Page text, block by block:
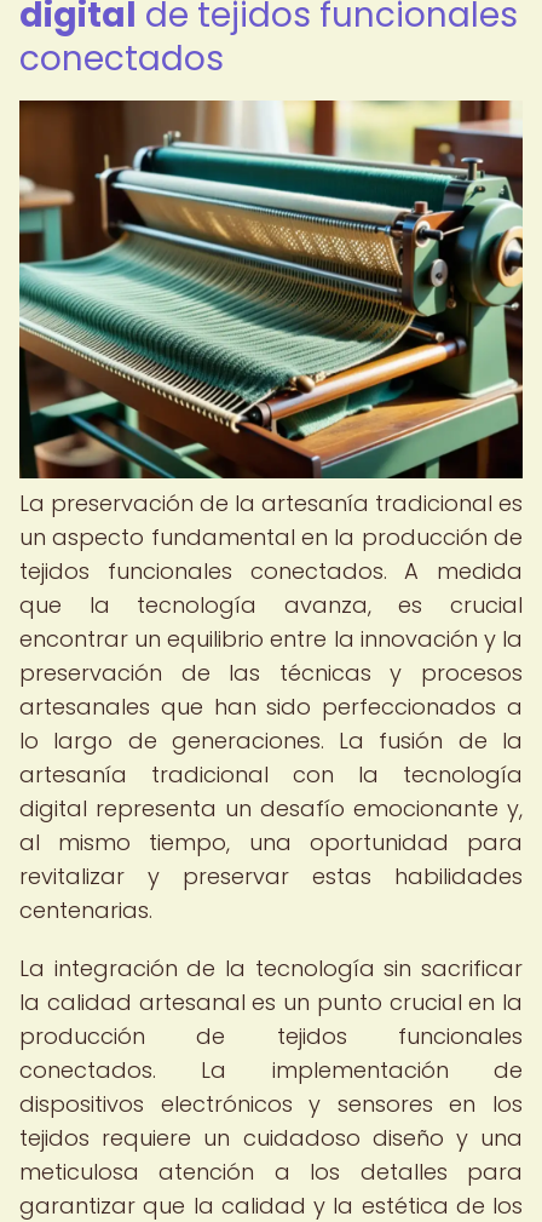
digital de tejidos funcionales
conectados
La preservación de la artesanía tradicional es
un aspecto fundamental en la producción de
tejidos funcionales conectados. A medida
que la tecnología avanza, es crucial
encontrar un equilibrio entre la innovación y la
preservación de las técnicas y procesos
artesanales que han sido perfeccionados a
lo largo de generaciones. La fusión de la
artesanía tradicional con la tecnología
digital representa un desafío emocionante y,
al mismo tiempo, una oportunidad para
revitalizar y preservar estas habilidades
centenarias.
La integración de la tecnología sin sacrificar
la calidad artesanal es un punto crucial en la
producción de tejidos funcionales
conectados. La implementación de
dispositivos electrónicos y sensores en los
tejidos requiere un cuidadoso diseño y una
meticulosa atención a los detalles para
garantizar que la calidad y la estética de los